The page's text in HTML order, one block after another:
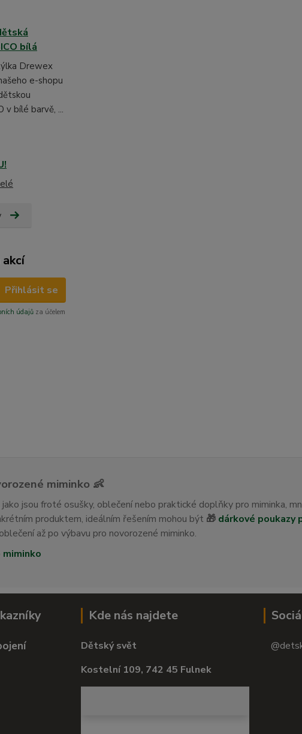
bílá
Drewex
e-shopu
v bílé barvě, ...
Přihlásit se
údajů za účelem
miminko 👶
jsou froté osušky, oblečení nebo praktické doplňky pro miminka,
produktem, ideálním řešením mohou být 🎁 dárkové poukazy
až po výbavu pro novorozené miminko.
miminko
Kde nás najdete
Dětský svět
Kostelní 109, 742 45 Fulnek